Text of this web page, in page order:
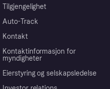
Tilgjengelighet
Auto-Track
Kontakt
Kontaktinformasjon for
myndigheter
Eierstyring og selskapsledelse